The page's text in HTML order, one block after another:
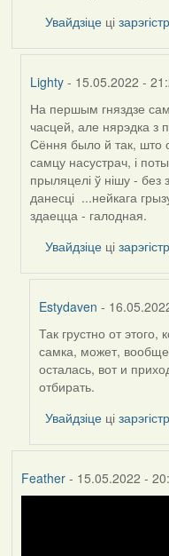
Увайдзіце ці
Lighty - 15.05.2022 -
In
reply
to
by
Harrier
На першым гняздзе
часцей, але нярэдка з
Сёння было й так, што
самцу насустрач, і
прыляцелі ў нішу -
данесці ...нейкага
здаецца - галодная.
Увайдзіце ці
Estydaven -
In
reply
to
by
Lighty
Так грустно от этого,
самка, может,
осталась, вот и
отбирать.
Увайдзіце ці
Feather- 15.05.2022 -